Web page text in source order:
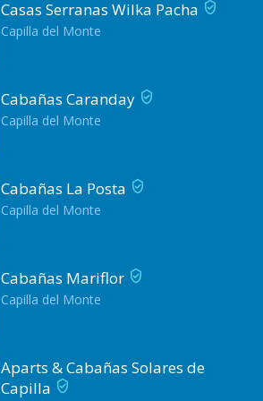
Casas Serranas Wilka Pacha
Capilla del Monte
Cabañas Caranday
Capilla del Monte
Cabañas La Posta
Capilla del Monte
Cabañas Mariflor
Capilla del Monte
Aparts & Cabañas Solares de
Capilla